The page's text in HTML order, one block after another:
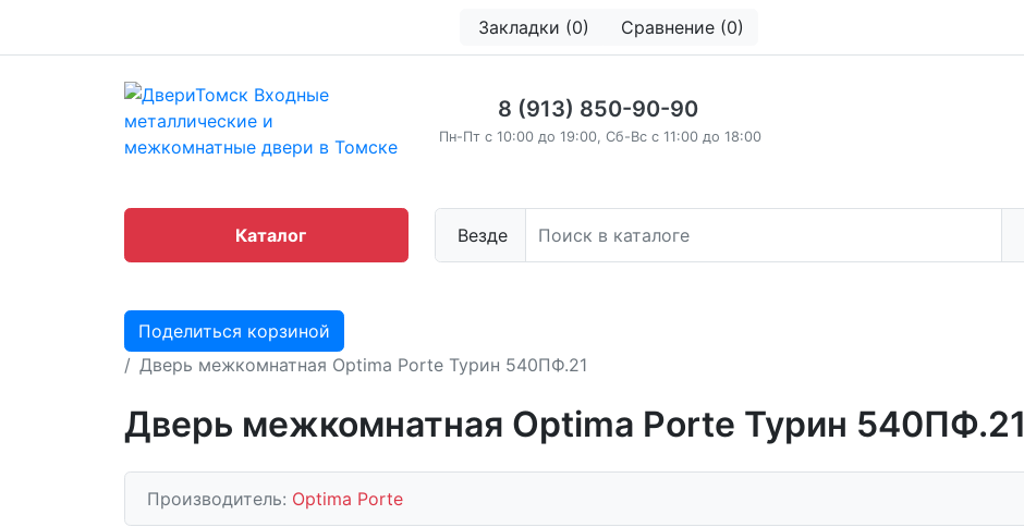
Закладки (0) Сравнение (0)
8 (913) 850-90-90
Пн-Пт с 10:00 до 19:00, Сб-Вс с 11:00 до 18:00
Везде
Каталог
Поделиться корзиной
Дверь межкомнатная Optima Porte Турин 540ПФ.21
Дверь межкомнатная Optima Porte Турин 540ПФ.21
Производитель: Optima Porte